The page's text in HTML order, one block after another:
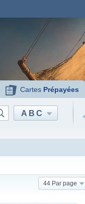
Cartes Prépayées
ABC
44 Par page